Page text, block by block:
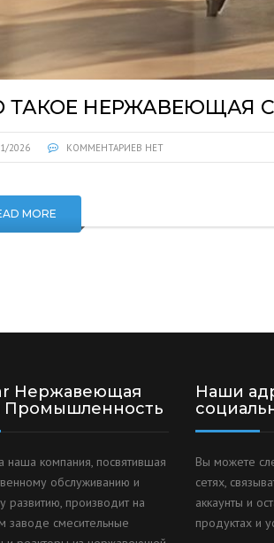
ТАКОЕ НЕРЖАВЕЮЩАЯ
2026 КОММЕНТАРИЕВ НЕТ
MORE
Нержавеющая
Промышленность
наша компания, посвятившая
обслуживанию и
развитию, производит на
заводе смесительные
Наши
Вы можете
сетях,
аккаунты и
продуктах и